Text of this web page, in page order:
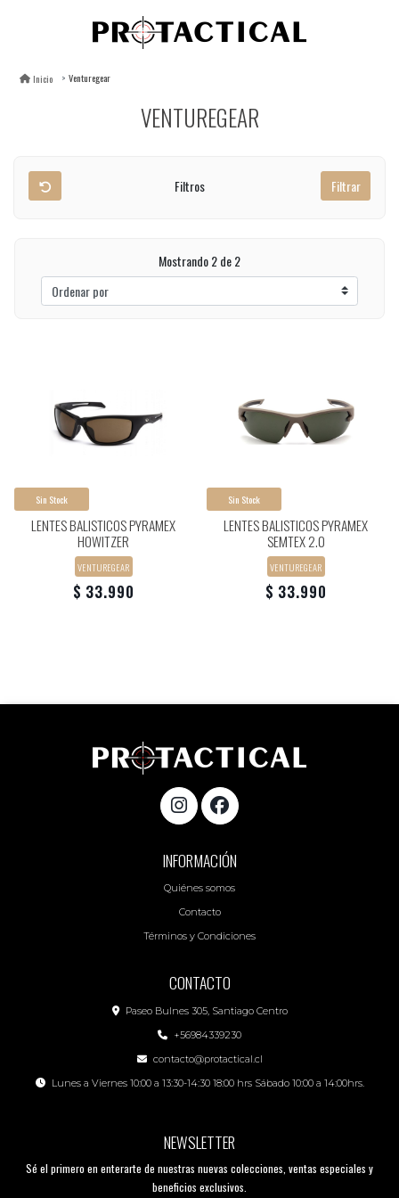
Inicio Venturegear
VENTUREGEAR
Filtros Filtrar
Mostrando 2 de 2
Sin Stock
LENTES BALISTICOS PYRAMEX
HOWITZER
VENTUREGEAR
$ 33.990
Sin Stock
LENTES BALISTICOS PYRAMEX
SEMTEX 2.0
VENTUREGEAR
$ 33.990
INFORMACIÓN
Quiénes somos
Contacto
Términos y Condiciones
CONTACTO
Paseo Bulnes 305, Santiago Centro
+56984339230
contacto@protactical.cl
Lunes a Viernes 10:00 a 13:30-14:30 18:00 hrs Sábado 10:00 a 14:00hrs.
NEWSLETTER
Sé el primero en enterarte de nuestras nuevas colecciones, ventas especiales y
beneficios exclusivos.